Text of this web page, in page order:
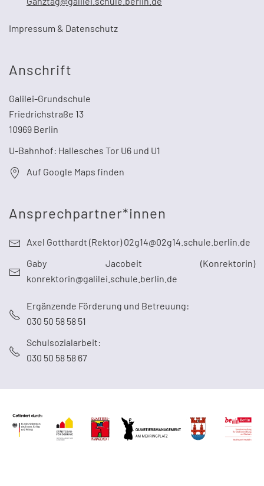
Impressum & Datenschutz
Anschrift
Galilei-Grundschule
Friedrichstraße 13
10969 Berlin
U-Bahnhof: Hallesches Tor U6 und U1
Auf Google Maps finden
Ansprechpartner*innen
Axel Gotthardt (Rektor) 02g14@02g14.schule.berlin.de
Gaby Jacobeit (Konrektorin)
konrektorin@galilei.schule.berlin.de
Ergänzende Förderung und Betreuung:
030 50 58 58 51
Schulsozialarbeit:
030 50 58 58 67